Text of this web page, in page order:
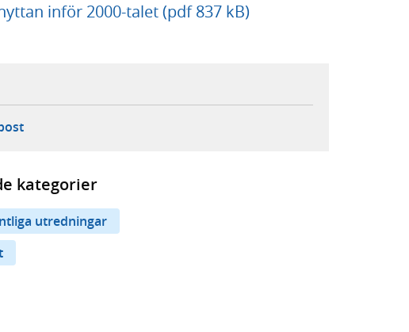
inför 2000-talet (pdf 837 kB)
webbplats,
i ny flik, extern webbplats,
- öppnar din e-postklient,
kategorier
utredningar